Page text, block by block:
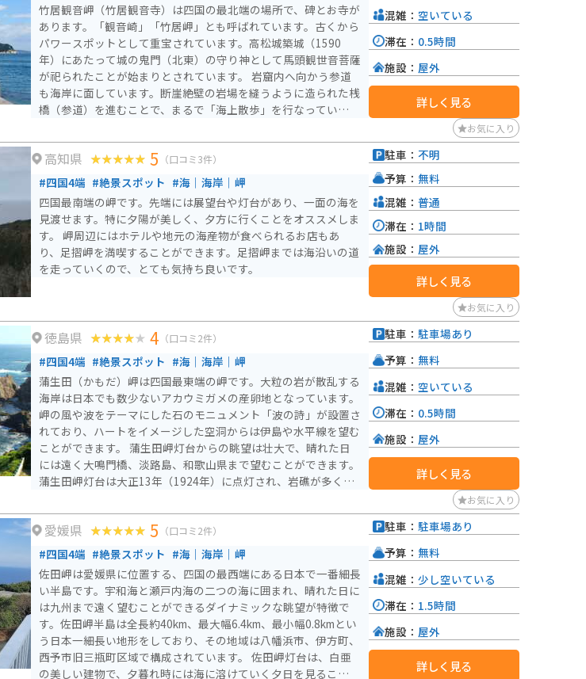
竹居観音岬（竹居観音寺）は四国の最北端の場所で、碑とお寺が
あります。「観音崎」「竹居岬」とも呼ばれています。古くから
パワースポットとして重宝されています。高松城築城（1590
年）にあたって城の鬼門（北東）の守り神として馬頭観世音菩薩
が祀られたことが始まりとされています。 岩窟内へ向かう参道
も海岸に面しています。断崖絶壁の岩場を縫うように造られた桟
橋（参道）を進むことで、まるで「海上散歩」を行なっているか
りの急勾配です。バイクは転倒の可能性があるので安全運転でご
訪問ください。
混雑： 空いている
滞在： 0.5時間
施設： 屋外
詳しく見る
お気に入り
高知県 5 （口コミ3件）
#四国4端 #絶景スポット #海｜海岸｜岬
四国最南端の岬です。先端には展望台や灯台があり、一面の海を
見渡せます。特に夕陽が美しく、夕方に行くことをオススメしま
す。 岬周辺にはホテルや地元の海産物が食べられるお店もあ
り、足摺岬を満喫することができます。足摺岬までは海沿いの道
を走っていくので、とても気持ち良いです。
駐車： 不明
予算： 無料
混雑： 普通
滞在： 1時間
施設： 屋外
詳しく見る
お気に入り
徳島県 4 （口コミ2件）
#四国4端 #絶景スポット #海｜海岸｜岬
蒲生田（かもだ）岬は四国最東端の岬です。大粒の岩が散乱する
海岸は日本でも数少ないアカウミガメの産卵地となっています。
岬の風や波をテーマにした石のモニュメント「波の詩」が設置さ
れており、ハートをイメージした空洞からは伊島や水平線を望む
ことができます。 蒲生田岬灯台からの眺望は壮大で、晴れた日
には遠く大鳴門橋、淡路島、和歌山県まで望むことができます。
蒲生田岬灯台は大正13年（1924年）に点灯され、岩礁が多く、
を担ってきました。また、灯台は2016年に「恋する灯台」とし
て認定され、恋人たちのパワースポットとしても人気です。 無
料駐車場とトイレがあり、灯台までは遊歩道を徒歩で約15分で
到着します。また、元旦には四国で最初の初日の出を見るために
多くの人々が訪れます。
駐車： 駐車場あり
予算： 無料
混雑： 空いている
滞在： 0.5時間
施設： 屋外
詳しく見る
お気に入り
愛媛県 5 （口コミ2件）
#四国4端 #絶景スポット #海｜海岸｜岬
佐田岬は愛媛県に位置する、四国の最西端にある日本で一番細長
い半島です。宇和海と瀬戸内海の二つの海に囲まれ、晴れた日に
は九州まで遠く望むことができるダイナミックな眺望が特徴で
す。佐田岬半島は全長約40km、最大幅6.4km、最小幅0.8kmとい
う日本一細長い地形をしており、その地域は八幡浜市、伊方町、
西予市旧三瓶町区域で構成されています。 佐田岬灯台は、白亜
の美しい建物で、夕暮れ時には海に溶けていく夕日を見ることが
駐車： 駐車場あり
予算： 無料
混雑： 少し空いている
滞在： 1.5時間
施設： 屋外
詳しく見る